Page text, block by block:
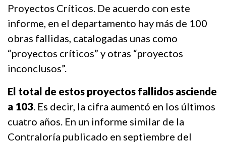
Proyectos Críticos. De acuerdo con este
informe, en el departamento hay más de 100
obras fallidas, catalogadas unas como
“proyectos críticos” y otras “proyectos
inconclusos”.
El total de estos proyectos fallidos asciende
a 103. Es decir, la cifra aumentó en los últimos
cuatro años. En un informe similar de la
Contraloría publicado en septiembre del